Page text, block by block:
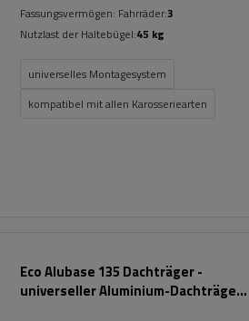
Fassungsvermögen: Fahrräder:3
Nutzlast der Haltebügel:45 kg
universelles Montagesystem
kompatibel mit allen Karosseriearten
Eco Alubase 135 Dachträger -
universeller Aluminium-Dachträger